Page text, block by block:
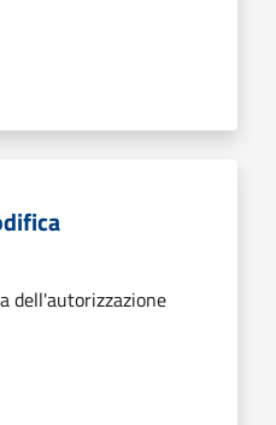
dell'autorizzazione